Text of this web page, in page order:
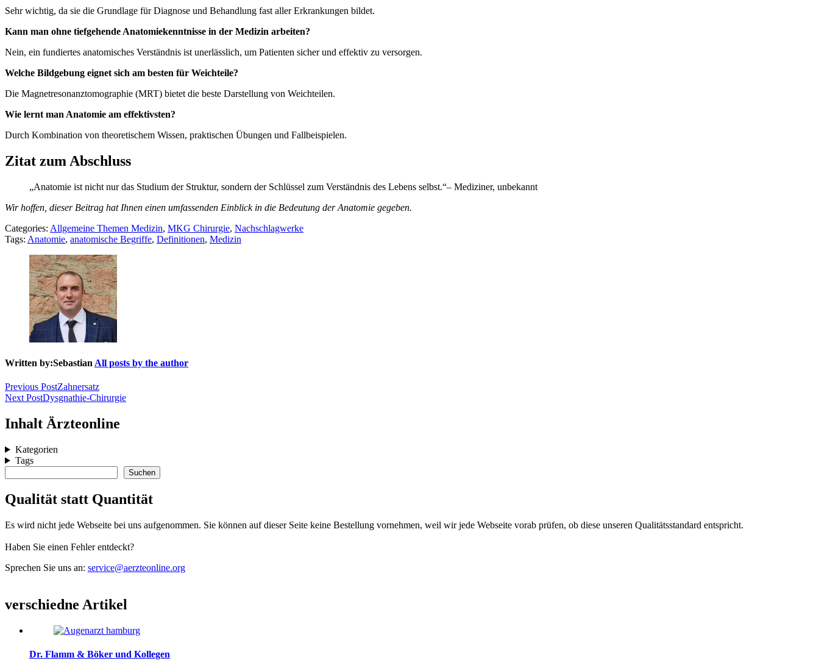
Sehr wichtig, da sie die Grundlage für Diagnose und Behandlung fast aller Erkrankungen bildet.
Kann man ohne tiefgehende Anatomiekenntnisse in der Medizin arbeiten?
Nein, ein fundiertes anatomisches Verständnis ist unerlässlich, um Patienten sicher und effektiv zu versorgen.
Welche Bildgebung eignet sich am besten für Weichteile?
Die Magnetresonanztomographie (MRT) bietet die beste Darstellung von Weichteilen.
Wie lernt man Anatomie am effektivsten?
Durch Kombination von theoretischem Wissen, praktischen Übungen und Fallbeispielen.
Zitat zum Abschluss
„Anatomie ist nicht nur das Studium der Struktur, sondern der Schlüssel zum Verständnis des Lebens selbst.“– Mediziner, unbekannt
Wir hoffen, dieser Beitrag hat Ihnen einen umfassenden Einblick in die Bedeutung der Anatomie gegeben.
Categories: Allgemeine Themen Medizin, MKG Chirurgie, Nachschlagwerke
Tags: Anatomie, anatomische Begriffe, Definitionen, Medizin
Written by:Sebastian All posts by the author
Beitragsnavigation
Previous PostZahnersatz
Next PostDysgnathie-Chirurgie
Widgets
Inhalt Ärzteonline
Kategorien
Tags
Suchen
Qualität statt Quantität
Es wird nicht jede Webseite bei uns aufgenommen. Sie können auf dieser Seite keine Bestellung vornehmen, weil wir jede Webseite vorab prüfen, ob diese unseren Qualitätsstandard entspricht.
Haben Sie einen Fehler entdeckt?
Sprechen Sie uns an: service@aerzteonline.org
verschiedne Artikel
Dr. Flamm & Böker und Kollegen